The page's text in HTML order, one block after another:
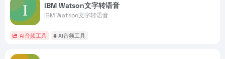
IBM Watson文字转语音
IBM Watson文字转语音
AI音频工具 # AI音频工具